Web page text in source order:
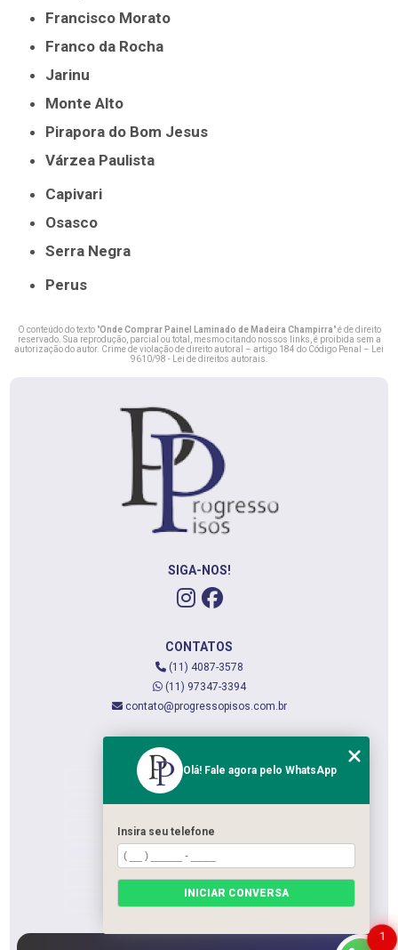
Francisco Morato
Franco da Rocha
Jarinu
Monte Alto
Pirapora do Bom Jesus
Várzea Paulista
Capivari
Osasco
Serra Negra
Perus
O conteúdo do texto "Onde Comprar Painel Laminado de Madeira Champirra" é de direito
reservado. Sua reprodução, parcial ou total, mesmo citando nossos links, é proibida sem a
autorização do autor. Crime de violação de direito autoral – artigo 184 do Código Penal –
Lei
9610/98 - Lei de direitos autorais
SIGA-NOS!
CONTATOS
(11) 4087-3578
(11) 97347-3394
contato@progressopisos.com.br
QUEM SOMOS
SERVIÇOS
CATEGORIAS
1
Olá! Fale agora pelo WhatsApp
Insira seu telefone
INICIAR CONVERSA